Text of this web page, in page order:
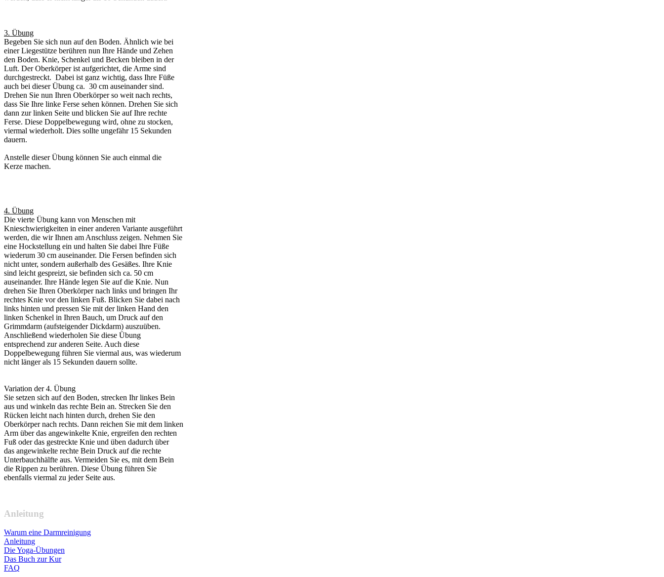
3. Übung
Begeben Sie sich nun auf den Boden. Ähnlich wie bei
einer Liegestütze berühren nun Ihre Hände und Zehen
den Boden. Knie, Schenkel und Becken bleiben in der
Luft. Der Oberkörper ist aufgerichtet, die Arme sind
durchgestreckt. Dabei ist ganz wichtig, dass Ihre Füße
auch bei dieser Übung ca. 30 cm auseinander sind.
Drehen Sie nun Ihren Oberkörper so weit nach rechts,
dass Sie Ihre linke Ferse sehen können. Drehen Sie sich
dann zur linken Seite und blicken Sie auf Ihre rechte
Ferse. Diese Doppelbewegung wird, ohne zu stocken,
viermal wiederholt. Dies sollte ungefähr 15 Sekunden
dauern.
Anstelle dieser Übung können Sie auch einmal die
Kerze machen.
4. Übung
Die vierte Übung kann von Menschen mit
Knieschwierigkeiten in einer anderen Variante ausgeführt
werden, die wir Ihnen am Anschluss zeigen. Nehmen Sie
eine Hockstellung ein und halten Sie dabei Ihre Füße
wiederum 30 cm auseinander. Die Fersen befinden sich
nicht unter, sondern außerhalb des Gesäßes. Ihre Knie
sind leicht gespreizt, sie befinden sich ca. 50 cm
auseinander. Ihre Hände legen Sie auf die Knie. Nun
drehen Sie Ihren Oberkörper nach links und bringen Ihr
rechtes Knie vor den linken Fuß. Blicken Sie dabei nach
links hinten und pressen Sie mit der linken Hand den
linken Schenkel in Ihren Bauch, um Druck auf den
Grimmdarm (aufsteigender Dickdarm) auszuüben.
Anschließend wiederholen Sie diese Übung
entsprechend zur anderen Seite. Auch diese
Doppelbewegung führen Sie viermal aus, was wiederum
nicht länger als 15 Sekunden dauern sollte.
Variation der 4. Übung
Sie setzen sich auf den Boden, strecken Ihr linkes Bein
aus und winkeln das rechte Bein an. Strecken Sie den
Rücken leicht nach hinten durch, drehen Sie den
Oberkörper nach rechts. Dann reichen Sie mit dem linken
Arm über das angewinkelte Knie, ergreifen den rechten
Fuß oder das gestreckte Knie und üben dadurch über
das angewinkelte rechte Bein Druck auf die rechte
Unterbauchhälfte aus. Vermeiden Sie es, mit dem Bein
die Rippen zu berühren. Diese Übung führen Sie
ebenfalls viermal zu jeder Seite aus.
Anleitung
Warum eine Darmreinigung
Anleitung
Die Yoga-Übungen
Das Buch zur Kur
FAQ